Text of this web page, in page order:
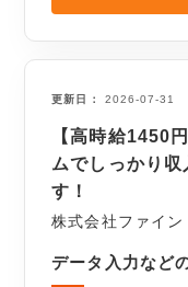
更新日 2026-07-31
【高時給
ムでしっかり
す！
株式会社ファイン
データ入力など